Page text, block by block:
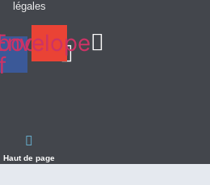
légales
Haut de page